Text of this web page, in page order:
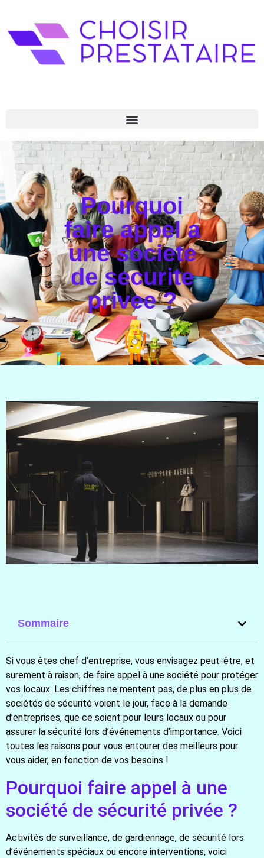
Pourquoi
faire appel a
une societe
de securite
privee ?
Sommaire
Si vous êtes chef d’entreprise, vous envisagez peut-être, et
surement à raison, de faire appel à une société pour protéger
vos locaux. Les chiffres ne mentent pas, de plus en plus de
sociétés de sécurité voient le jour, face à la demande
d’entreprises, que ce soient pour leurs locaux ou pour
assurer la sécurité lors d’événements d’importance. Voici
toutes les raisons pour vous entourer des meilleurs pour
vous aider, en fonction de vos besoins !
Pourquoi faire appel à une
société de sécurité privée ?
Activités de surveillance, de gardiennage, de sécurité lors
d’événements spéciaux ou encore interventions, voici